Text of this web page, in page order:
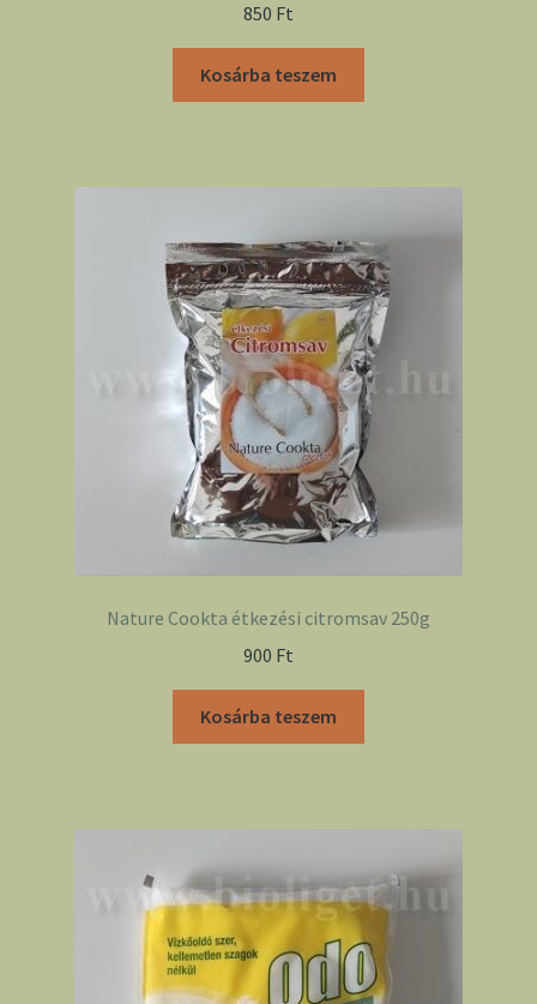
850 Ft
Kosárba teszem
Nature Cookta étkezési citromsav 250g
900 Ft
Kosárba teszem